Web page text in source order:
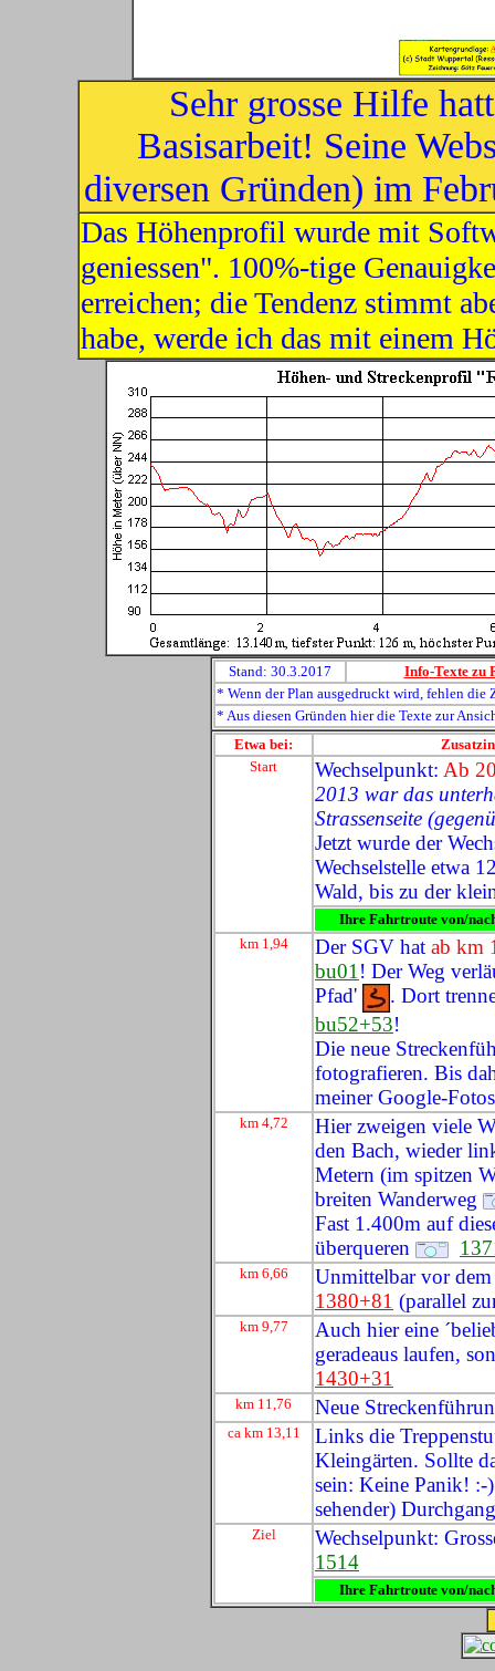
Sehr grosse Hilfe
Basisarbeit! Seine
diversen Gründen) im
Das Höhenprofil wurde mit
geniessen". 100%-tige
erreichen; die Tendenz stimmt
habe, werde ich das mit einem
Stand: 30.3.2017 Info-Texte zu
* Wenn der Plan ausgedruckt wird, fehlen
* Aus diesen Gründen hier die Texte zur
Etwa bei:
Start
Wechselpunkt: Ab
2013 war das
Strassenseite
Jetzt wurde der
Wechselstelle etwa
Wald, bis zu der
Ihre Fahrtroute von/
km 1,94
Der SGV hat ab km
bu01 ! Der Weg
Pfad'
. Dort
bu52+53!
Die neue
fotografieren. Bis
meiner Google-
km 4,72
Hier zweigen viele
den Bach, wieder
Metern (im spitzen
breiten Wanderweg
Fast 1.400m auf
überqueren
km 6,66
Unmittelbar vor
1380+81 (parallel
km 9,77
Auch hier eine
geradeaus laufen,
1430+31
km 11,76 Neue
ca km 13,11
Links die
Kleingärten. Sollte
sein: Keine Panik! :-
sehender)
Ziel
Wechselpunkt:
1514
Ihre Fahrtroute von/